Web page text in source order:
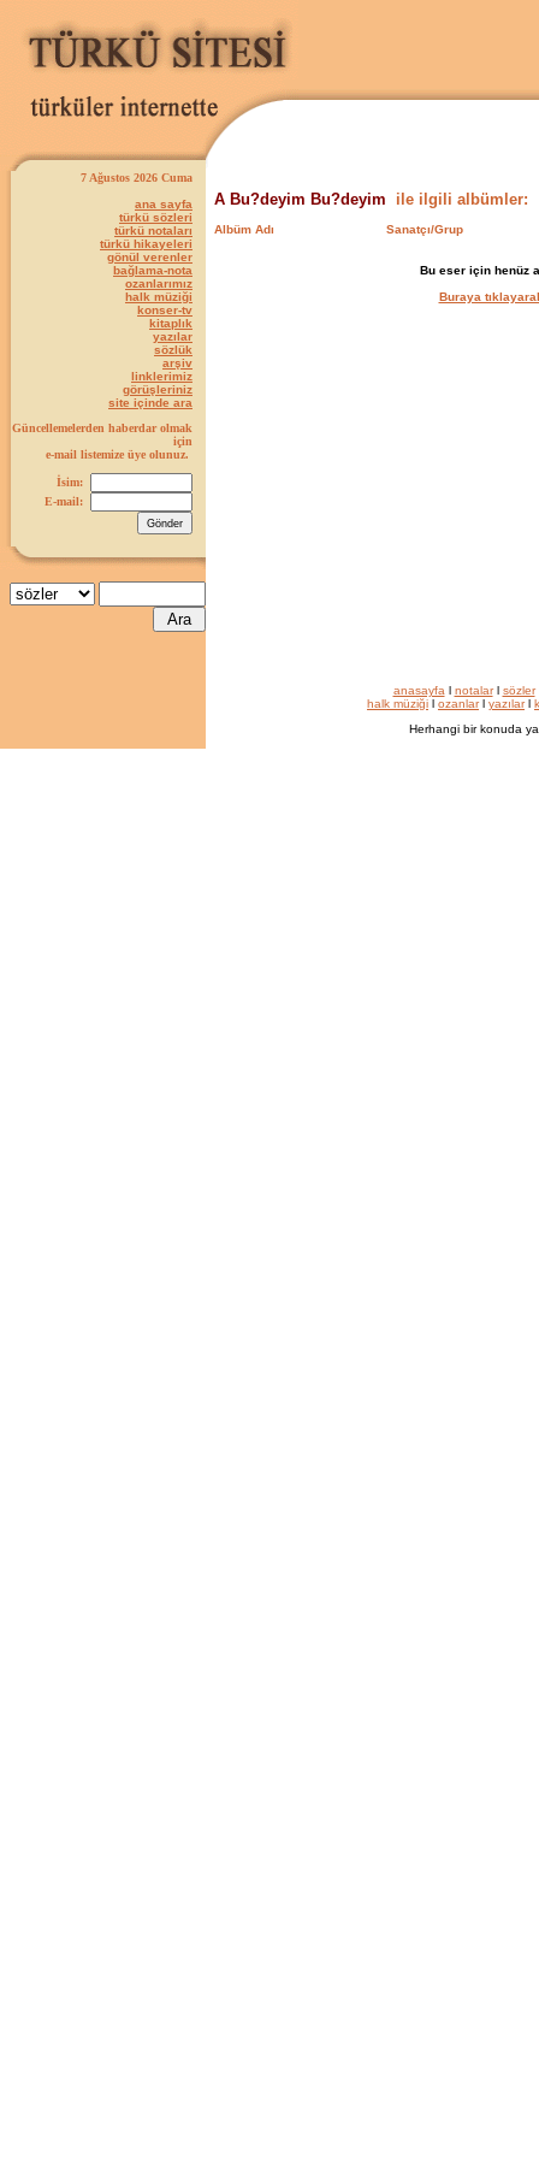
7 Ağustos 2026 Cuma
ana sayfa
türkü sözleri
türkü notaları
türkü hikayeleri
gönül verenler
bağlama-nota
ozanlarımız
halk müziği
konser-tv
kitaplık
yazılar
sözlük
arşiv
linklerimiz
görüşleriniz
site içinde ara
Güncellemelerden haberdar olmak
için
e-mail listemize üye olunuz.
İsim:
E-mail:
A Bu?deyim Bu?deyim ile ilgili albümler:
Albüm Adı Sanatçı/Grup
Bu eser için henüz
Buraya
anasayfa l notalarl sözler
halk müziği l ozanlarl yazılarl
Herhangi bir konuda